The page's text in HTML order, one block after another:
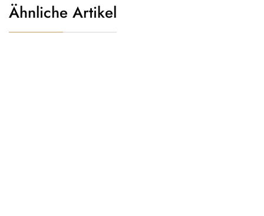
Ähnliche Artikel